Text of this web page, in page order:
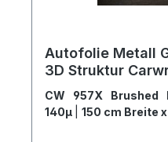
Autofolie Metall
3D Struktur
CW 957X Brushed
140µ
150 cm Breite